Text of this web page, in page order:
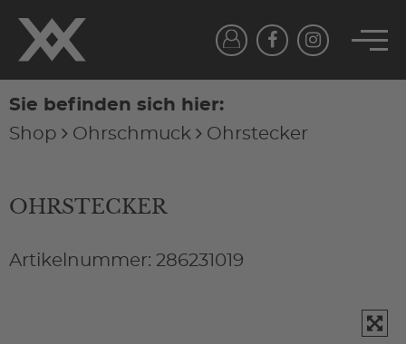
Sie befinden sich hier:
Shop
Ohrschmuck Ohrstecker
OHRSTECKER
Artikelnummer: 286231019